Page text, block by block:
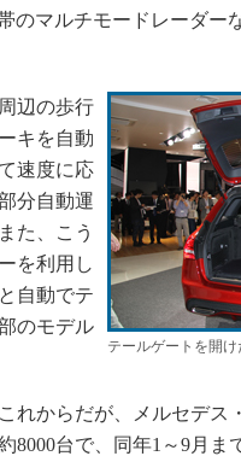
のマルチモードレーダー
テールゲートを開け
辺の歩行
キを自動
速度に応
分自動運
た、こう
を利用し
自動でテ
のモデル
からだが、メルセデス
8000台で、同年1～9月ま